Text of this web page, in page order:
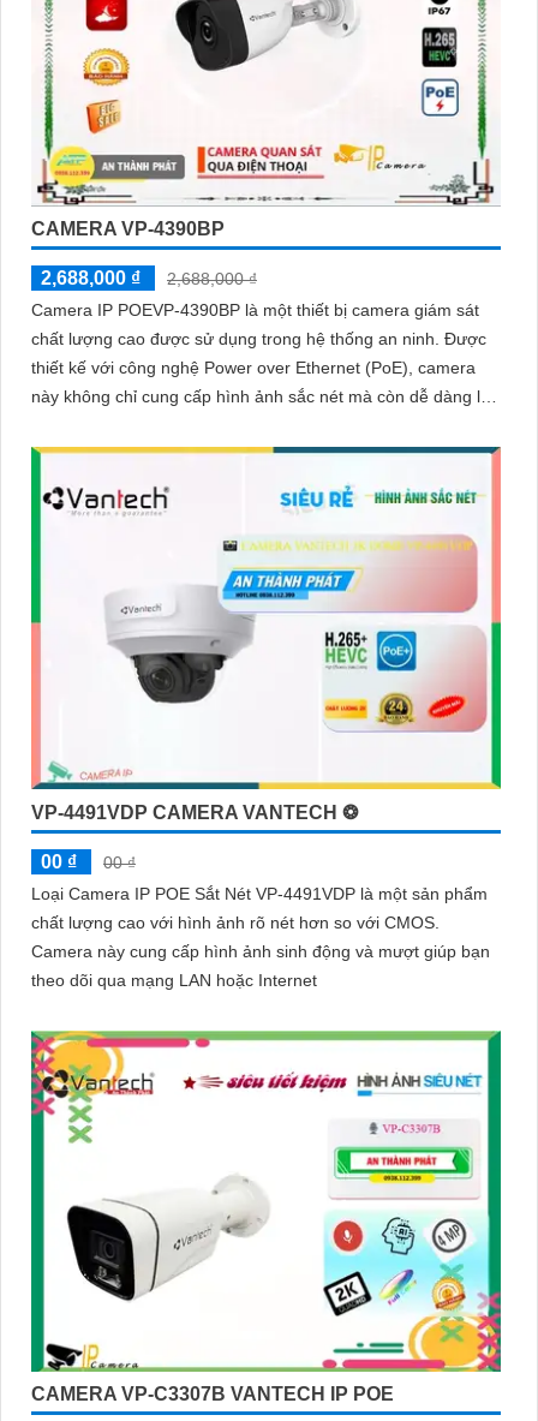
CAMERA VP-4390BP
2,688,000 ₫
2,688,000 ₫
Camera IP POEVP-4390BP là một thiết bị camera giám sát
chất lượng cao được sử dụng trong hệ thống an ninh. Được
thiết kế với công nghệ Power over Ethernet (PoE), camera
này không chỉ cung cấp hình ảnh sắc nét mà còn dễ dàng lắp
VP-4491VDP CAMERA VANTECH ❂
00 ₫
00 ₫
Loại Camera IP POE Sắt Nét VP-4491VDP là một sản phẩm
chất lượng cao với hình ảnh rõ nét hơn so với CMOS.
Camera này cung cấp hình ảnh sinh động và mượt giúp bạn
theo dõi qua mạng LAN hoặc Internet
CAMERA VP-C3307B VANTECH IP POE